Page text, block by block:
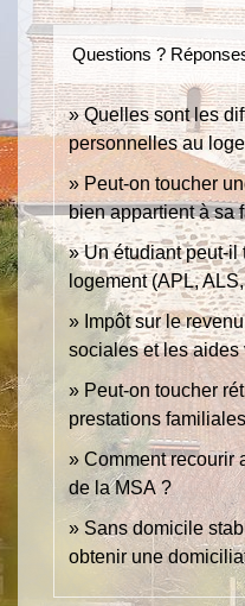
Questions ?
Quelles sont les
personnelles au
Peut-on toucher
bien appartient à sa
Un étudiant peut-il
logement (APL,
Impôt sur le
sociales et les
Peut-on toucher
prestations
Comment recourir
de la MSA ?
Sans domicile
obtenir une